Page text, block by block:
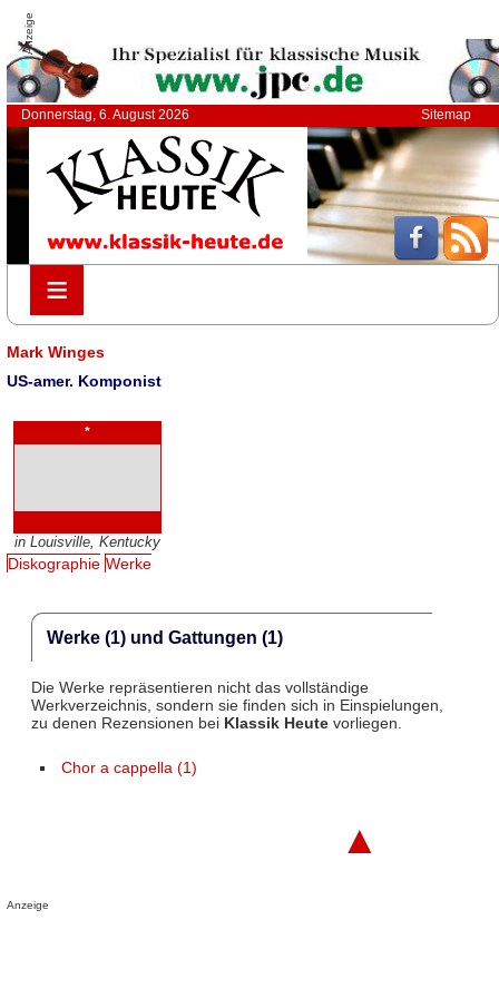
Anzeige
Donnerstag, 6. August 2026 Sitemap
≡
≡
Mark Winges
US-amer. Komponist
*
in Louisville, Kentucky
Diskographie Werke
Werke (1) und Gattungen (1)
Die Werke repräsentieren nicht das vollständige
Werkverzeichnis, sondern sie finden sich in Einspielungen,
zu denen Rezensionen bei Klassik Heutevorliegen.
Chor a cappella (1)
▲
Anzeige